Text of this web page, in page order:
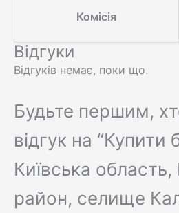
Комісія
Відгуки
Відгуків немає, поки що.
Будьте першим,
відгук на “Купити
Київська
район, селище